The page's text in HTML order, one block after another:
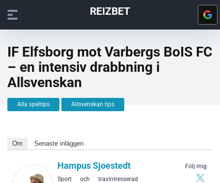
REIZBET
IF Elfsborg mot Varbergs BoIS FC
– en intensiv drabbning i
Allsvenskan
Alla speltips Allsvenskan tips
Om Senaste inläggen
Följ mig
Hampus Sjoestedt
Sport och travintresserad